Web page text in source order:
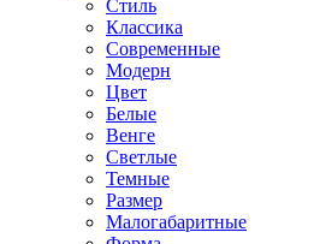
Стиль
Классика
Современные
Модерн
Цвет
Белые
Венге
Светлые
Темные
Размер
Малогабаритные